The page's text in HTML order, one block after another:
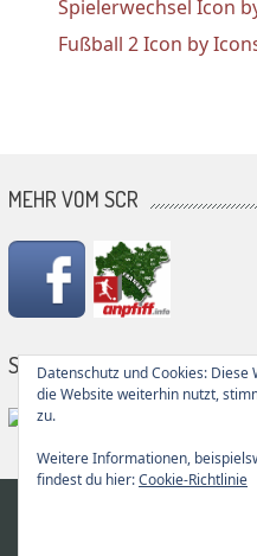
Spielerwechsel Icon
Fußball 2 Icon by
MEHR VOM SCR
SG PARTNER
SC
Datenschutz und Cookies:
die Website weiterhin nutzt,
zu.
Weitere Informationen,
findest du hier:Cookie-Richtlinie